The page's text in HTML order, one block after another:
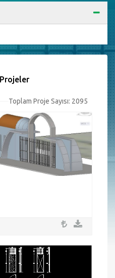
Toplam Proje Sayısı: 2095